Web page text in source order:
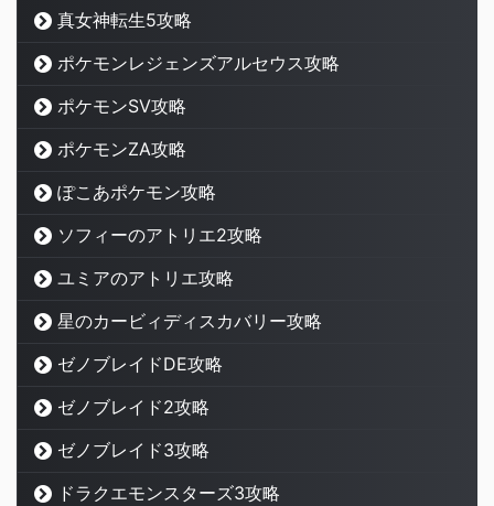
真女神転生5攻略
ポケモンレジェンズアルセウス攻略
ポケモンSV攻略
ポケモンZA攻略
ぽこあポケモン攻略
ソフィーのアトリエ2攻略
ユミアのアトリエ攻略
星のカービィディスカバリー攻略
ゼノブレイドDE攻略
ゼノブレイド2攻略
ゼノブレイド3攻略
ドラクエモンスターズ3攻略